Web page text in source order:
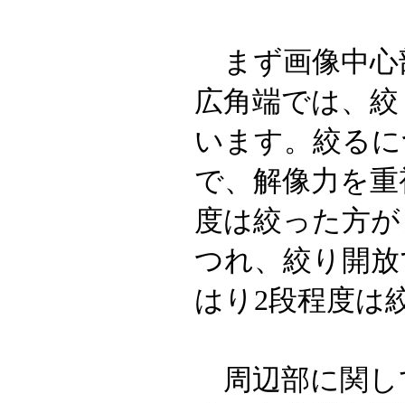
まず画像中心
広角端では、
います。絞る
で、解像力を
度は絞った方
つれ、絞り開
はり2段程度は
周辺部に関し